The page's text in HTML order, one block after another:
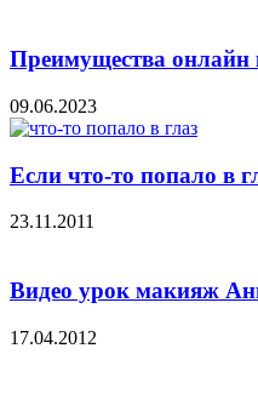
Преимущества онлайн
09.06.2023
Если что-то попало в
23.11.2011
Видео урок макияж
17.04.2012